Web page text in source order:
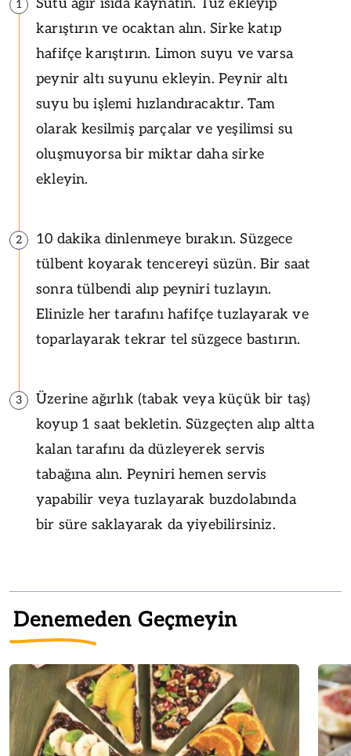
1
karıştırın ve ocaktan alın. Sirke katıp
hafifçe karıştırın. Limon suyu ve varsa
peynir altı suyunu ekleyin. Peynir altı
suyu bu işlemi hızlandıracaktır. Tam
olarak kesilmiş parçalar ve yeşilimsi su
oluşmuyorsa bir miktar daha sirke
ekleyin.
2
10 dakika dinlenmeye bırakın. Süzgece
tülbent koyarak tencereyi süzün. Bir saat
sonra tülbendi alıp peyniri tuzlayın.
Elinizle her tarafını hafifçe tuzlayarak ve
toparlayarak tekrar tel süzgece bastırın.
3
Üzerine ağırlık (tabak veya küçük bir taş)
koyup 1 saat bekletin. Süzgeçten alıp altta
kalan tarafını da düzleyerek servis
tabağına alın. Peyniri hemen servis
yapabilir veya tuzlayarak buzdolabında
bir süre saklayarak da yiyebilirsiniz.
Denemeden Geçmeyin